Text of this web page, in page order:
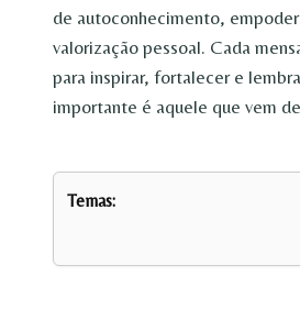
de autoconhecimento,
valorização pessoal. Cada
para inspirar, fortalecer e
importante é aquele que vem
Temas: